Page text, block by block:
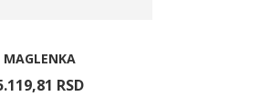
MAGLENKA
81 RSD